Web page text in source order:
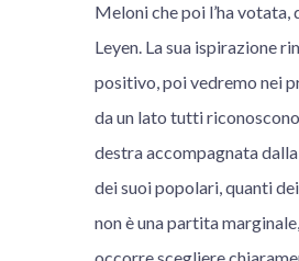
Meloni che poi l’ha votata,
Leyen. La sua ispirazione
positivo, poi vedremo nei
da un lato tutti riconoscono
destra accompagnata
dei suoi popolari, quanti
non è una partita